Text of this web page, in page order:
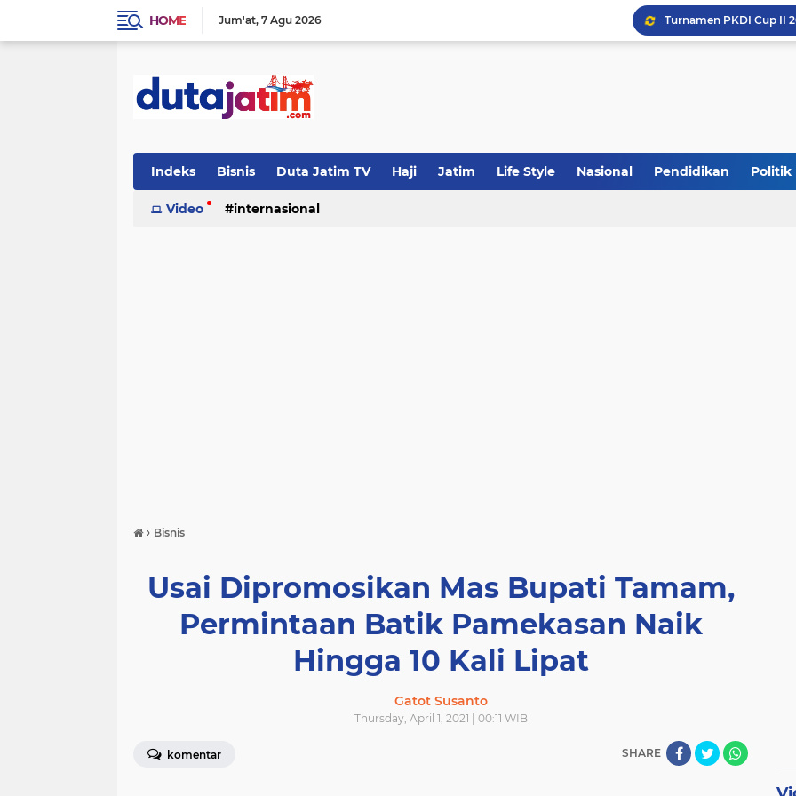
HOME Jum'at 7 Agu 2026
Khutbah Jumat:
Indeks Bisnis Duta Jatim TV Haji Jatim Life Style Nasional Pendidikan Politik
Video internasional
› Bisnis
Usai Dipromosikan Mas Bupati Tamam,
Permintaan Batik Pamekasan Naik
Hingga 10 Kali Lipat
Gatot Susanto
Thursday, April 1, 2021 | 00:11 WIB
komentar SHARE